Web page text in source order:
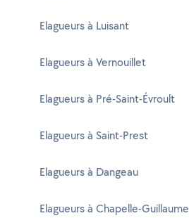
Elagueurs à Luisant
Elagueurs à Vernouillet
Elagueurs à Pré-Saint-Évroult
Elagueurs à Saint-Prest
Elagueurs à Dangeau
Elagueurs à Chapelle-Guillaume